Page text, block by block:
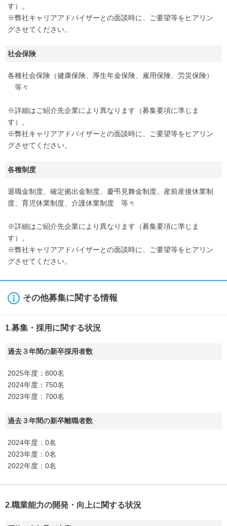
す）。
※弊社キャリアアドバイザーとの面談時に、ご要望等をヒアリン
グさせてください。
社会保険
各種社会保険（健康保険、厚生年金保険、雇用保険、労災保険）
等々
※詳細はご紹介先企業により異なります（募集要項に準じま
す）。
※弊社キャリアアドバイザーとの面談時に、ご要望等をヒアリン
グさせてください。
各種制度
退職金制度、確定拠出金制度、慶弔見舞金制度、産前産後休業制
度、育児休業制度、介護休業制度 等々
※詳細はご紹介先企業により異なります（募集要項に準じま
す）。
※弊社キャリアアドバイザーとの面談時に、ご要望等をヒアリン
グさせてください。
その他募集に関する情報
1.募集・採用に関する状況
過去３年間の新卒採用者数
2025年度：800名
2024年度：750名
2023年度：700名
過去３年間の新卒離職者数
2024年度：0名
2023年度：0名
2022年度：0名
2.職業能力の開発・向上に関する状況